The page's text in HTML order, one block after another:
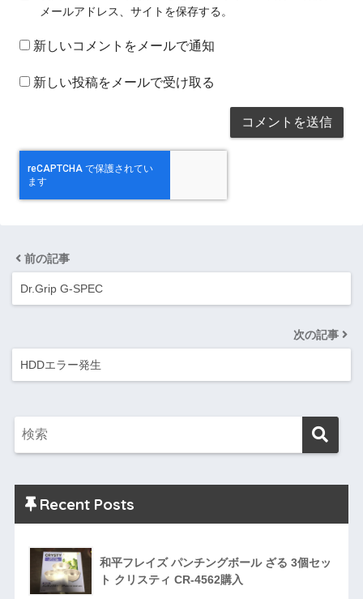
メールアドレス、サイトを保存する。
新しいコメントをメールで通知
新しい投稿をメールで受け取る
前の記事
Dr.Grip G-SPEC
次の記事
HDDエラー発生
Recent Posts
和平フレイズ パンチングボール ざる 3個セッ
ト クリスティ CR-4562購入